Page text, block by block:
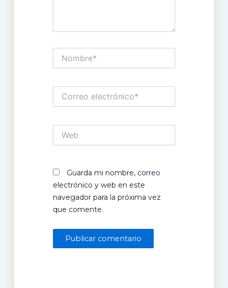
electrónico*
Guarda mi nombre, correo
electrónico y web en este
navegador para la próxima vez
que comente.